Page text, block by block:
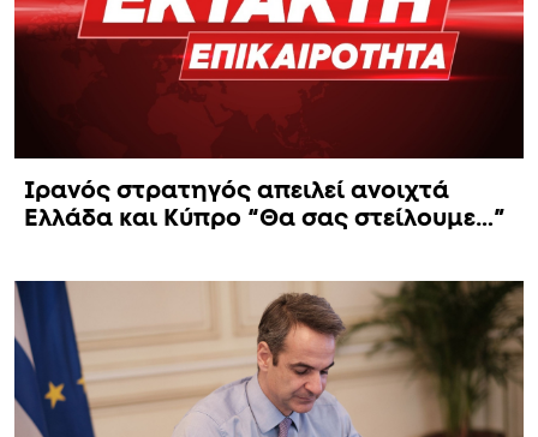
Ιρανός στρατηγός απειλεί ανοιχτά
Ελλάδα και Κύπρο “Θα σας στείλουμε…”